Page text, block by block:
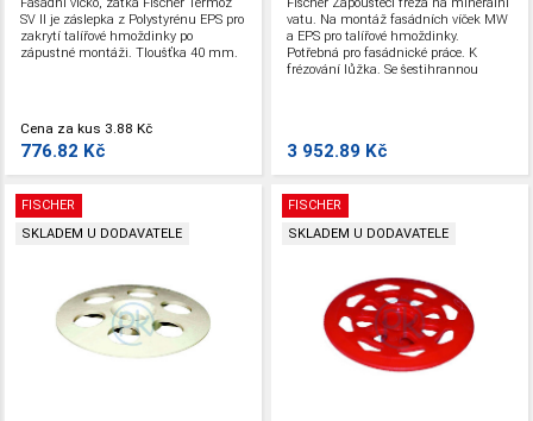
SV II je záslepka z Polystyrénu EPS pro
zakrytí talířové hmoždinky po
zápustné montáži. Tloušťka 40 mm.
Cena za kus 3.88 Kč
776.82 Kč
vatu. Na montáž fasádních víček MW
a EPS pro talířové hmoždinky.
Potřebná pro fasádnické práce. K
frézování lůžka. Se šestihrannou
3 952.89 Kč
FISCHER
SKLADEM U DODAVATELE
FISCHER
SKLADEM U DODAVATELE